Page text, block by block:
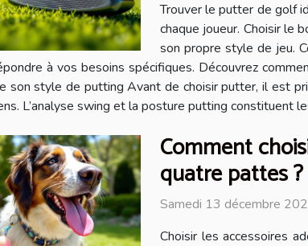
Trouver le putter de golf
chaque joueur. Choisir le
son propre style de jeu.
à vos besoins spécifiques. Découvrez
son style de putting Avant de choisir putter, il est
L’analyse swing et la posture putting constituent
Comment
quatre pattes ?
Samedi 13 décembre
Choisir les accessoires